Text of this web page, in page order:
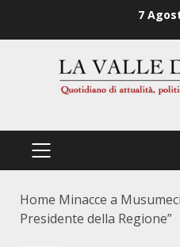
7
PRIMÄRES
Home Minacce a
Presidente della Regione”